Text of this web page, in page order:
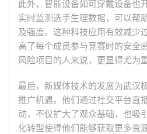
此外，智能设备如可穿戴设备也
实时监测选手生理数据，可以帮
及强度。这种科技应用有效减少
高了每个成员参与竞赛时的安全
风险项目的人来说，更显得尤为重
最后，新媒体技术的发展为武汉
推广机遇。他们通过社交平台直
动，不仅扩大了观众基础，也吸
化转型使得他们能够获取更多资